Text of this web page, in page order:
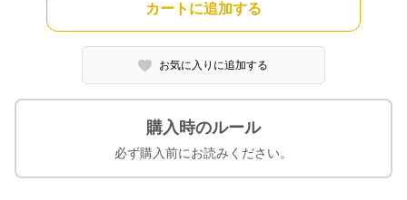
カートに追加する
お気に入りに追加する
購入時のルール
必ず購入前にお読みください。